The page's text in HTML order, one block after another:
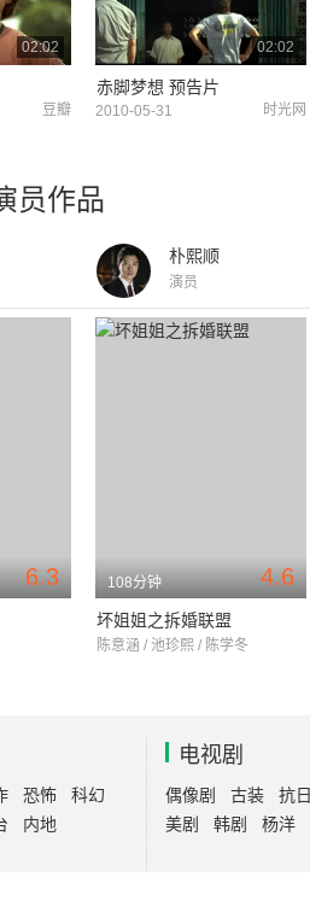
02:02
豆瓣
02:02
赤脚梦想 预告片
2010-05-31 时光网
员作品
朴熙顺
演员
6.3 4.6
108分钟
坏姐姐之拆婚联盟
陈意涵 / 池珍熙 / 陈学冬
恐怖
科幻
内地
电视剧
偶像剧 古装 抗日
美剧
韩剧 杨洋